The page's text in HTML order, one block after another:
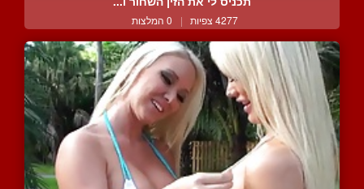
4277 צפיות | 0 המלצות